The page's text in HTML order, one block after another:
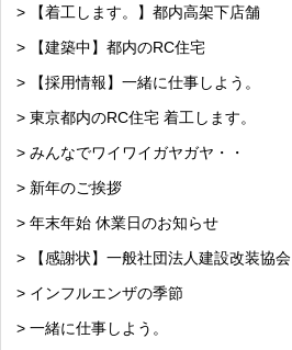
> 【着工します。】都内高架下店舗
> 【建築中】都内のRC住宅
> 【採用情報】一緒に仕事しよう。
> 東京都内のRC住宅 着工します。
> みんなでワイワイガヤガヤ・・
> 新年のご挨拶
> 年末年始 休業日のお知らせ
> 【感謝状】一般社団法人建設改装協会
> インフルエンザの季節
> 一緒に仕事しよう。